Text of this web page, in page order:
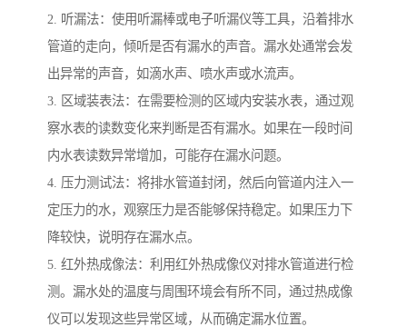
2. 听漏法：使用听漏棒或电子听漏仪等工具，沿着排水
管道的走向，倾听是否有漏水的声音。漏水处通常会发
出异常的声音，如滴水声、喷水声或水流声。
3. 区域装表法：在需要检测的区域内安装水表，通过观
察水表的读数变化来判断是否有漏水。如果在一段时间
内水表读数异常增加，可能存在漏水问题。
4. 压力测试法：将排水管道封闭，然后向管道内注入一
定压力的水，观察压力是否能够保持稳定。如果压力下
降较快，说明存在漏水点。
5. 红外热成像法：利用红外热成像仪对排水管道进行检
测。漏水处的温度与周围环境会有所不同，通过热成像
仪可以发现这些异常区域，从而确定漏水位置。